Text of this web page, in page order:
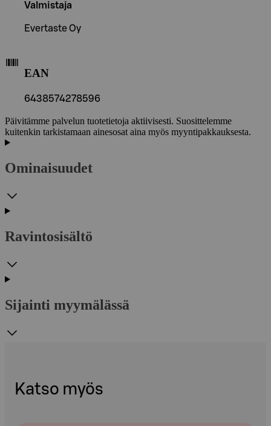
Valmistaja
Evertaste Oy
EAN
6438574278596
Päivitämme palvelun tuotetietoja aktiivisesti. Suosittelemme
kuitenkin tarkistamaan ainesosat aina myös myyntipakkauksesta.
Ominaisuudet
Ravintosisältö
Sijainti myymälässä
Katso myös